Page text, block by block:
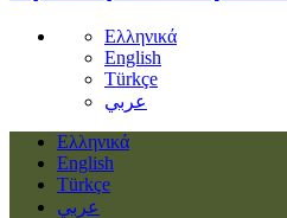
Ελληνικά
English
Türkçe
عربي
Ελληνικά
English
Türkçe
عربي